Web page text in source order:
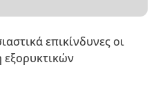
επικίνδυνες οι
εξορυκτικών